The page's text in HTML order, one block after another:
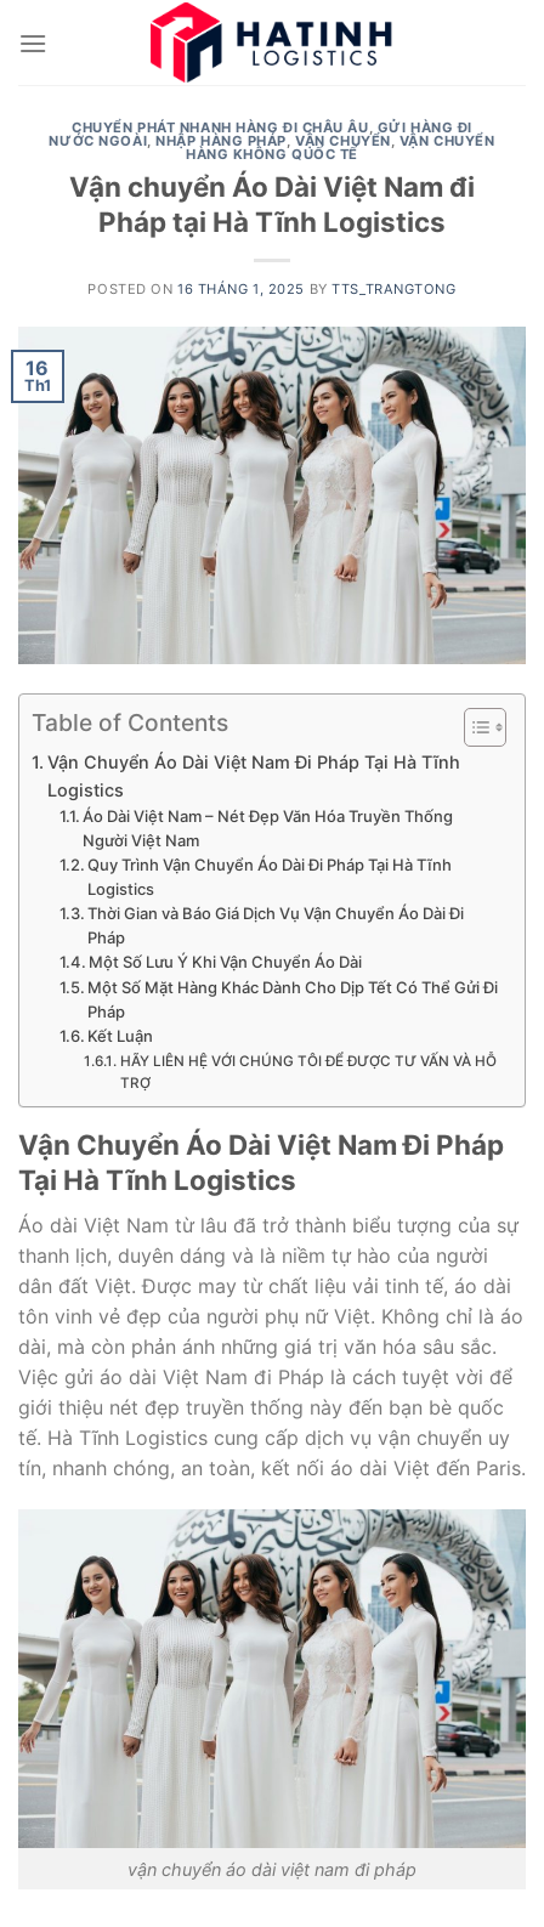
CHUYỂN PHÁT NHANH HÀNG ĐI CHÂU ÂU, GỬI HÀNG ĐI
NƯỚC NGOÀI,NHẬP HÀNG PHÁP,VẬN CHUYỂN, VẬN CHUYỂN
HÀNG KHÔNG QUỐC TẾ
Vận chuyển Áo Dài Việt Nam đi
Pháp tại Hà Tĩnh Logistics
POSTED ON16 THÁNG 1, 2025 BYTTS_TRANGTONG
16
Th1
Table of Contents
Vận Chuyển Áo Dài Việt Nam Đi Pháp Tại Hà Tĩnh
Logistics
Áo Dài Việt Nam – Nét Đẹp Văn Hóa Truyền Thống
Người Việt Nam
Quy Trình Vận Chuyển Áo Dài Đi Pháp Tại Hà Tĩnh
Logistics
Thời Gian và Báo Giá Dịch Vụ Vận Chuyển Áo Dài Đi
Pháp
Một Số Lưu Ý Khi Vận Chuyển Áo Dài
Một Số Mặt Hàng Khác Dành Cho Dịp Tết Có Thể Gửi Đi
Pháp
Kết Luận
HÃY LIÊN HỆ VỚI CHÚNG TÔI ĐỂ ĐƯỢC TƯ VẤN VÀ HỖ
TRỢ
Vận Chuyển Áo Dài Việt Nam Đi Pháp
Tại Hà Tĩnh Logistics
Áo dài Việt Nam từ lâu đã trở thành biểu tượng của sự
thanh lịch, duyên dáng và là niềm tự hào của người
dân đất Việt. Được may từ chất liệu vải tinh tế, áo dài
tôn vinh vẻ đẹp của người phụ nữ Việt. Không chỉ là áo
dài, mà còn phản ánh những giá trị văn hóa sâu sắc.
Việc gửi áo dài Việt Nam đi Pháp là cách tuyệt vời để
giới thiệu nét đẹp truyền thống này đến bạn bè quốc
tế. Hà Tĩnh Logistics cung cấp dịch vụ vận chuyển uy
tín, nhanh chóng, an toàn, kết nối áo dài Việt đến Paris.
vận chuyển áo dài việt nam đi pháp